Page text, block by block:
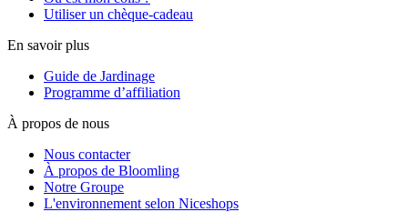
Utiliser un chèque-cadeau
En savoir plus
Guide de Jardinage
Programme d’affiliation
À propos de nous
Nous contacter
À propos de Bloomling
Notre Groupe
L'environnement selon Niceshops